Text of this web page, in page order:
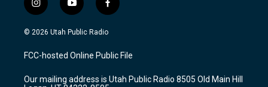
i
n
s
a
g
a
y
o
u
u
b
f
a
c
b
o
k
© 2026 Utah Public Radio
FCC-hosted Online Public File
Our mailing address is Utah Public Radio 8505 Old Main Hill